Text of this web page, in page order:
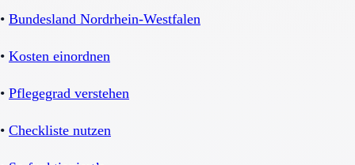
• Bundesland Nordrhein-Westfalen
• Kosten einordnen
• Pflegegrad verstehen
• Checkliste nutzen